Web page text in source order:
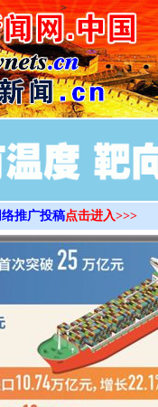
>
络推广投稿点击进入>>>